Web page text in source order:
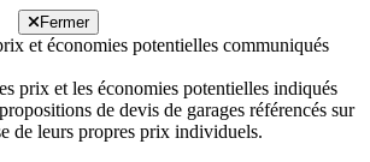
Fermer
et économies potentielles communiqués
prix et les économies potentielles indiqués
de devis de garages référencés sur
de leurs propres prix individuels.